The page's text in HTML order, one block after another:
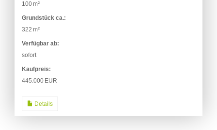
100 m²
Grund­stück ca.:
322 m²
Verfügbar ab:
sofort
Kaufpreis:
445.000 EUR
Details